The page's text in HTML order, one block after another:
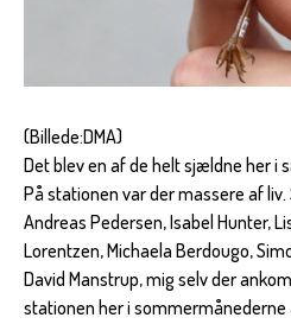
(Billede:DMA)
Det blev en af de helt sjældne her i
På stationen var der massere af liv.
Andreas Pedersen, Isabel Hunter,
Lorentzen, Michaela Berdougo,
David Manstrup, mig selv der
stationen her i